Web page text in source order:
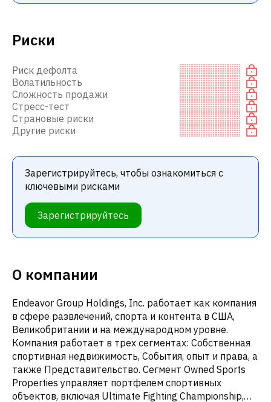
Риски
Риск дефолта
Волатильность
Сложность продажи
Стресс-тест
Страновые риски
Другие риски
Зарегистрируйтесь, чтобы ознакомиться с
ключевыми рисками
Зарегистрируйтесь
О компании
Endeavor Group Holdings, Inc. работает как компания
в сфере развлечений, спорта и контента в США,
Великобритании и на международном уровне.
Компания работает в трех сегментах: Собственная
спортивная недвижимость, События, опыт и права, а
также Представительство. Сегмент Owned Sports
Properties управляет портфелем спортивных
объектов, включая Ultimate Fighting Championship,